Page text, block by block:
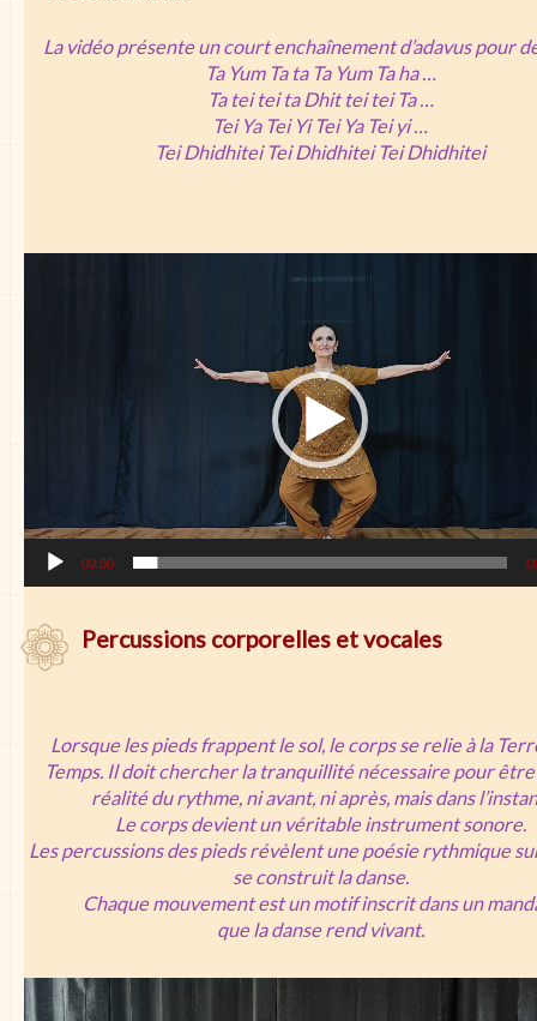
La vidéo présente un court enchaînement d’adavus pour
Ta Yum Ta ta Ta Yum Ta ha …
Ta tei tei ta Dhit tei tei Ta …
Tei Ya Tei Yi Tei Ya Tei yi …
Tei Dhidhitei Tei Dhidhitei Tei Dhidhitei
00:00
Percussions corporelles et vocales
Lorsque les pieds frappent le sol, le corps se relie à la
Temps. Il doit chercher la tranquillité nécessaire pour être
réalité du rythme, ni avant, ni après, mais dans
Le corps devient un véritable instrument sonore.
Les percussions des pieds révèlent une poésie rythmique
se construit la danse.
Chaque mouvement est un motif inscrit dans un
que la danse rend vivant.
Lecteur
vidéo